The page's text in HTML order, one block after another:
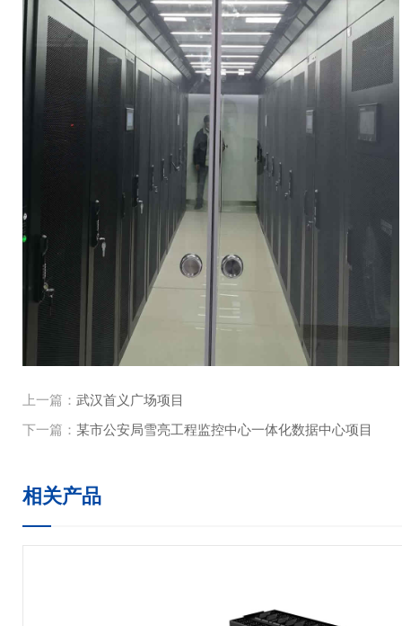
上一篇： 武汉首义广场项目
下一篇： 某市公安局雪亮工程监控中心一体化数据中心项目
相关产品